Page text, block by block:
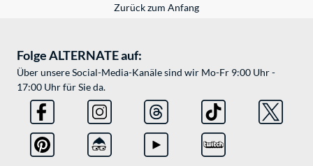
Zurück zum Anfang
Folge ALTERNATE auf:
Über unsere Social-Media-Kanäle sind wir Mo-Fr 9:00 Uhr -
17:00 Uhr für Sie da.